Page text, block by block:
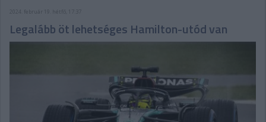
2024. február 19. hétfő, 17:37
Legalább öt lehetséges Hamilton-utód van